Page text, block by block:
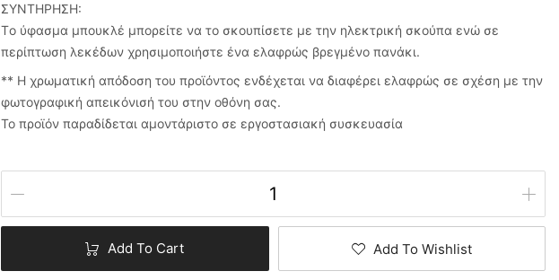
ΣΥΝΤΗΡΗΣΗ:
Tο ύφασμα μπουκλέ μπορείτε να το σκουπίσετε με την ηλεκτρική σκούπα ενώ σε
περίπτωση λεκέδων χρησιμοποιήστε ένα ελαφρώς βρεγμένο πανάκι.
** Η χρωματική απόδοση του προϊόντος ενδέχεται να διαφέρει ελαφρώς σε σχέση με την
φωτογραφική απεικόνισή του στην οθόνη σας.
Το προϊόν παραδίδεται αμοντάριστο σε εργοστασιακή συσκευασία
Add To Cart Add To Wishlist